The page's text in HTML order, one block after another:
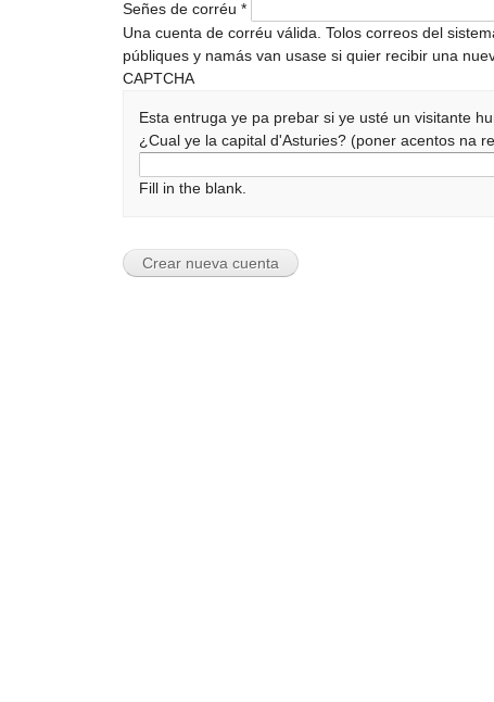
Señes de corréu *
Una cuenta de corréu válida. Tolos correos del
públiques y namás van usase si quier recibir una
CAPTCHA
Esta entruga ye pa prebar si ye usté un visitante
¿Cual ye la capital d'Asturies? (poner acentos na
Fill in the blank.